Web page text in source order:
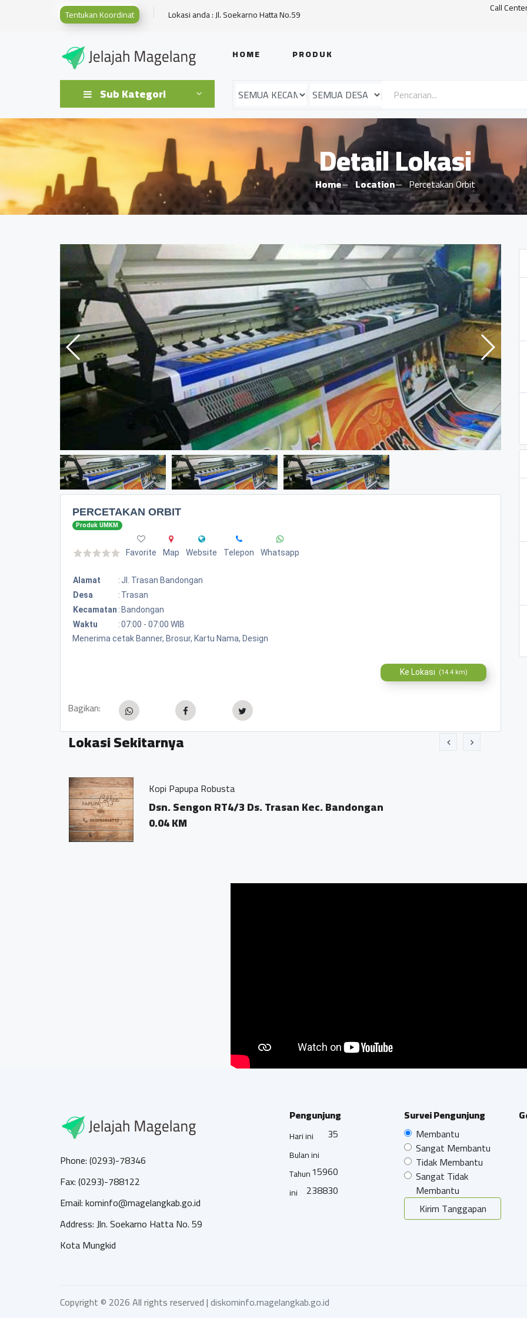
Tentukan Koordinat Lokasi anda : Jl. Soekarno Hatta No.59 Call
HOME PRODUK
Sub Kategori
Detail Lokasi
Home Location Percetakan Orbit
PERCETAKAN ORBIT
Produk UMKM
Favorite Map Website Telepon Whatsapp
Alamat : Jl. Trasan Bandongan
Desa
: Trasan
Kecamatan : Bandongan
Waktu
:07:00 - 07:00 WIB
Menerima cetak Banner, Brosur, Kartu Nama, Design
Ke Lokasi (14.4 km)
Bagikan:
Lokasi Sekitarnya
Kopi Papupa Robusta
Dsn. Sengon RT4/3 Ds. Trasan Kec. Bandongan
0.04 KM
Phone: (0293)-78346
Fax: (0293)-788122
Email: kominfo@magelangkab.go.id
Address: Jln. Soekarno Hatta No. 59
Kota Mungkid
Pengunjung
Hari ini 35
Bulan ini
15960
Tahun
ini
238830
Survei Pengunjung
Membantu
Sangat Membantu
Tidak Membantu
Sangat Tidak
Membantu
Kirim Tanggapan
Copyright © 2026 All rights reserved |diskominfo.magelangkab.go.id